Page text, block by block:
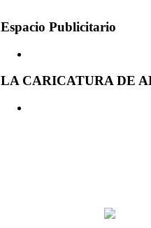
Espacio Publicitario
LA CARICATURA DE